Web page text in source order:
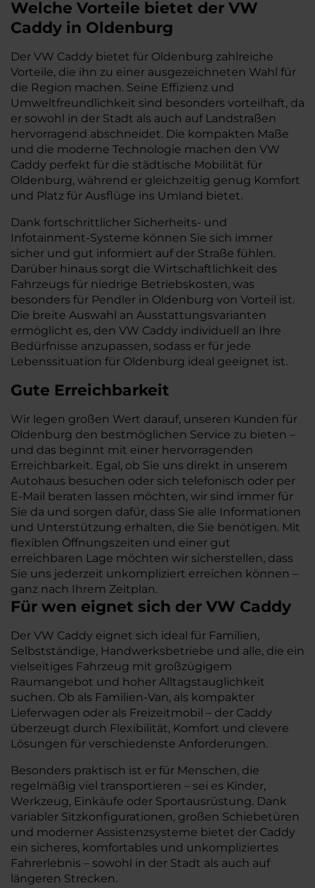
Welche Vorteile bietet der VW
Caddy in Oldenburg
Der VW Caddy bietet für Oldenburg zahlreiche
Vorteile, die ihn zu einer ausgezeichneten Wahl für
die Region machen. Seine Effizienz und
Umweltfreundlichkeit sind besonders vorteilhaft, da
er sowohl in der Stadt als auch auf Landstraßen
hervorragend abschneidet. Die kompakten Maße
und die moderne Technologie machen den VW
Caddy perfekt für die städtische Mobilität für
Oldenburg, während er gleichzeitig genug Komfort
und Platz für Ausflüge ins Umland bietet.
Dank fortschrittlicher Sicherheits- und
Infotainment-Systeme können Sie sich immer
sicher und gut informiert auf der Straße fühlen.
Darüber hinaus sorgt die Wirtschaftlichkeit des
Fahrzeugs für niedrige Betriebskosten, was
besonders für Pendler in Oldenburg von Vorteil ist.
Die breite Auswahl an Ausstattungsvarianten
ermöglicht es, den VW Caddy individuell an Ihre
Bedürfnisse anzupassen, sodass er für jede
Lebenssituation für Oldenburg ideal geeignet ist.
Gute Erreichbarkeit
Wir legen großen Wert darauf, unseren Kunden für
Oldenburg den bestmöglichen Service zu bieten –
und das beginnt mit einer hervorragenden
Erreichbarkeit. Egal, ob Sie uns direkt in unserem
Autohaus besuchen oder sich telefonisch oder per
E-Mail beraten lassen möchten, wir sind immer für
Sie da und sorgen dafür, dass Sie alle Informationen
und Unterstützung erhalten, die Sie benötigen. Mit
flexiblen Öffnungszeiten und einer gut
erreichbaren Lage möchten wir sicherstellen, dass
Sie uns jederzeit unkompliziert erreichen können –
ganz nach Ihrem Zeitplan.
Für wen eignet sich der VW Caddy
Der VW Caddy eignet sich ideal für Familien,
Selbstständige, Handwerksbetriebe und alle, die ein
vielseitiges Fahrzeug mit großzügigem
Raumangebot und hoher Alltagstauglichkeit
suchen. Ob als Familien-Van, als kompakter
Lieferwagen oder als Freizeitmobil – der Caddy
überzeugt durch Flexibilität, Komfort und clevere
Lösungen für verschiedenste Anforderungen.
Besonders praktisch ist er für Menschen, die
regelmäßig viel transportieren – sei es Kinder,
Werkzeug, Einkäufe oder Sportausrüstung. Dank
variabler Sitzkonfigurationen, großen Schiebetüren
und moderner Assistenzsysteme bietet der Caddy
ein sicheres, komfortables und unkompliziertes
Fahrerlebnis – sowohl in der Stadt als auch auf
längeren Strecken.